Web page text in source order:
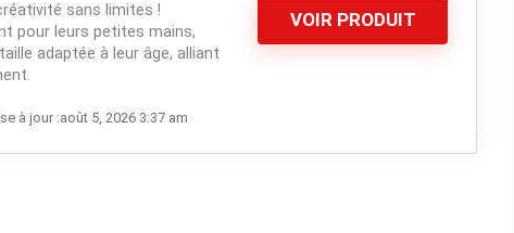
sans limites !
pour leurs petites mains,
adaptée à leur âge, alliant
à jour :août 5, 2026 3:37 am
VOIR PRODUIT